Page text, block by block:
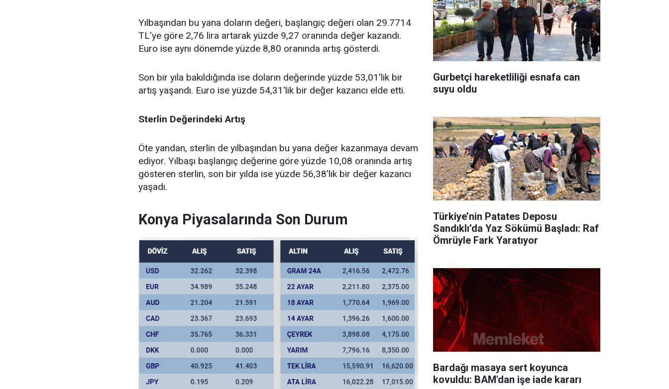
Yılbaşından bu yana doların değeri, başlangıç değeri olan 29.7714
TL'ye göre 2,76 lira artarak yüzde 9,27 oranında değer kazandı.
Euro ise aynı dönemde yüzde 8,80 oranında artış gösterdi.
Son bir yıla bakıldığında ise doların değerinde yüzde 53,01'lik bir
artış yaşandı. Euro ise yüzde 54,31'lik bir değer kazancı elde etti.
Sterlin Değerindeki Artış
Öte yandan, sterlin de yılbaşından bu yana değer kazanmaya devam
ediyor. Yılbaşı başlangıç değerine göre yüzde 10,08 oranında artış
gösteren sterlin, son bir yılda ise yüzde 56,38'lik bir değer kazancı
yaşadı.
Konya Piyasalarında Son Durum
Gurbetçi hareketliliği esnafa can
suyu oldu
Türkiye’nin Patates Deposu
Sandıklı’da Yaz Sökümü Başladı: Raf
Ömrüyle Fark Yaratıyor
Bardağı masaya sert koyunca
kovuldu: BAM'dan işe iade kararı